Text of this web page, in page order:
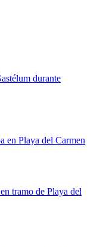
durante
en Playa del Carmen
tramo de Playa del